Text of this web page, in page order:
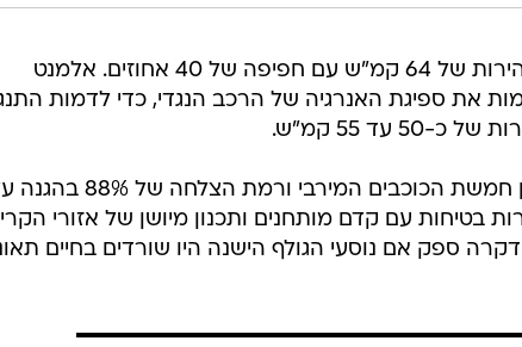
במבחן זה, הרכב מתנגש במחסום במהירות של 64 קמ"ש עם חפיפה של 40 אחוזים. אלמנט
את ספיגת האנרגיה של הרכב הנגדי, כדי לדמות
עד 55 קמ"ש.
בעוד שגולף 8.0 קיבלה במבחן את ציון חמשת הכוכבים המירבי ורמת הצלחה של
אוויר, חגורות בטיחות עם קדם מותחנים ותכנון מיושן של אזורי
ספק אם נוסעי הגולף הישנה היו שורדים בחיים